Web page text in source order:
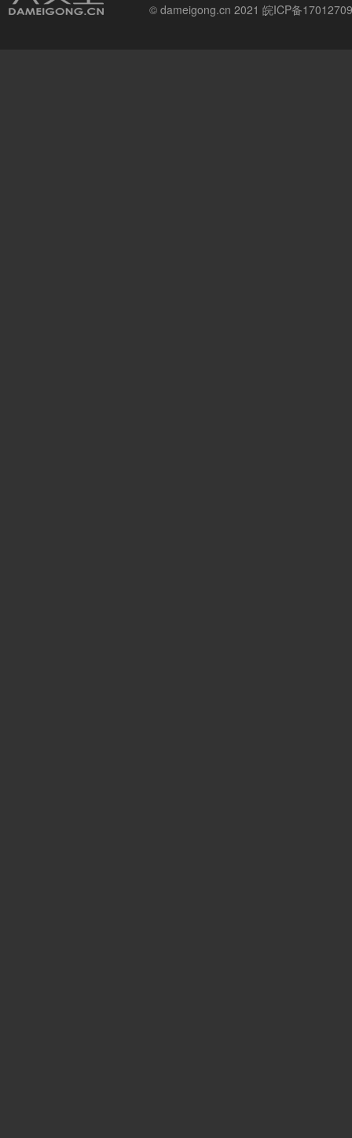
© dameigong.cn 2021 皖ICP备